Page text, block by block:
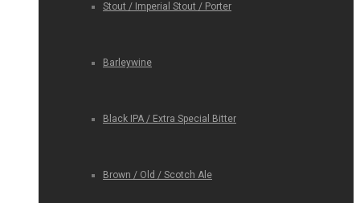
Stout / Imperial Stout / Porter
Barleywine
Black IPA / Extra Special Bitter
Brown / Old / Scotch Ale